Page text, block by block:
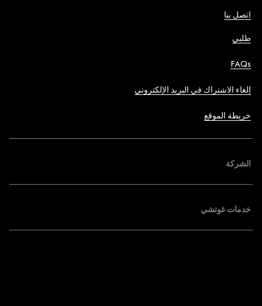
اتصل بنا
طلبي
FAQs
إلغاء الاشتراك في البريد الإلكتروني
خريطة الموقع
الشركة
خدمات غوتشي